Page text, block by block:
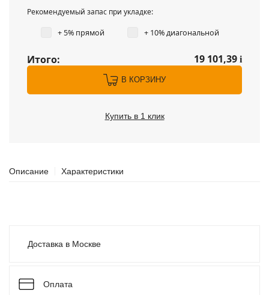
Рекомендуемый запас при укладке:
+ 5% прямой + 10% диагональной
Итого: 19 101,39 i
В КОРЗИНУ
Купить в 1 клик
Описание Характеристики
Доставка в Москве
Оплата